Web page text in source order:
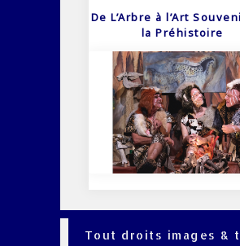
De L’Arbre à l’Art
la Préhistoire
Tout droits images &